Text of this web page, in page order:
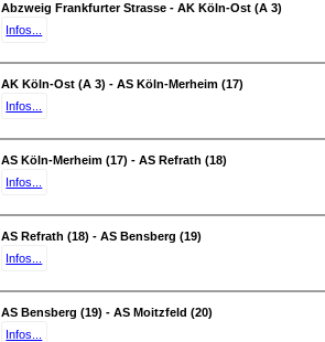
Abzweig Frankfurter Strasse - AK Köln-Ost (A 3)
Infos...
AK Köln-Ost (A 3) - AS Köln-Merheim (17)
Infos...
AS Köln-Merheim (17) - AS Refrath (18)
Infos...
AS Refrath (18) - AS Bensberg (19)
Infos...
AS Bensberg (19) - AS Moitzfeld (20)
Infos...